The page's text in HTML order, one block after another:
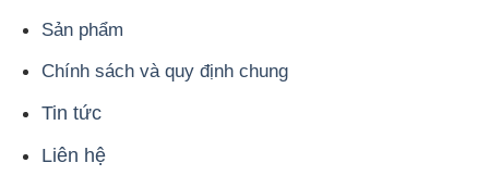
Sản phẩm
Chính sách và quy định chung
Tin tức
Liên hệ